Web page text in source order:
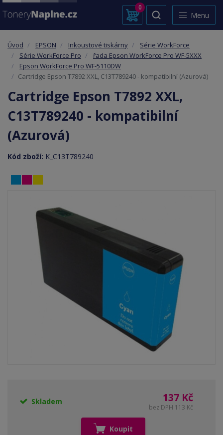
0
Menu
Úvod EPSON Inkoustové tiskárny
Série WorkForce
Série WorkForce Pro
řada Epson WorkForce Pro WF-5XXX
Epson WorkForce Pro WF-5110DW
Cartridge Epson T7892 XXL, C13T789240 - kompatibilní (Azurová)
Cartridge Epson T7892 XXL,
C13T789240 - kompatibilní
(Azurová)
Kód zboží: K_C13T789240
Skladem 137 Kč
bez DPH 113 Kč
Koupit